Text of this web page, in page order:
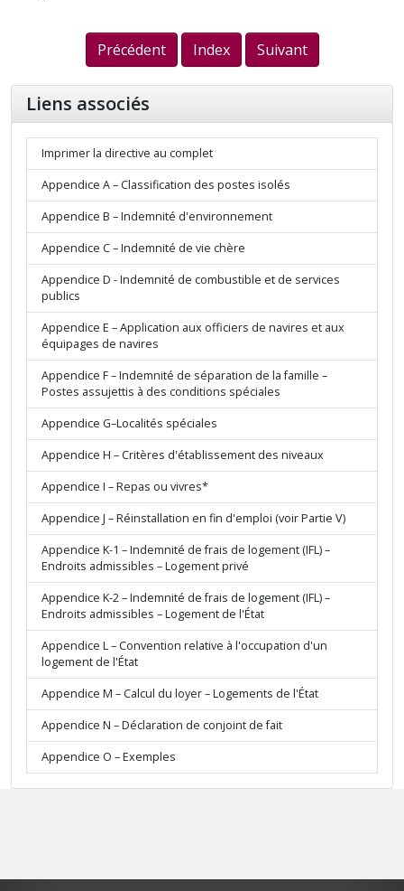
Précédent Index Suivant
Liens associés
Imprimer la directive au complet
Appendice A – Classification des postes isolés
Appendice B – Indemnité d'environnement
Appendice C – Indemnité de vie chère
Appendice D - Indemnité de combustible et de services
publics
Appendice E – Application aux officiers de navires et aux
équipages de navires
Appendice F – Indemnité de séparation de la famille –
Postes assujettis à des conditions spéciales
Appendice G–Localités spéciales
Appendice H – Critères d'établissement des niveaux
Appendice I – Repas ou vivres*
Appendice J – Réinstallation en fin d'emploi (voir Partie V)
Appendice K-1 – Indemnité de frais de logement (IFL) –
Endroits admissibles – Logement privé
Appendice K-2 – Indemnité de frais de logement (IFL) –
Endroits admissibles – Logement de l'État
Appendice L – Convention relative à l'occupation d'un
logement de l'État
Appendice M – Calcul du loyer – Logements de l'État
Appendice N – Déclaration de conjoint de fait
Appendice O – Exemples